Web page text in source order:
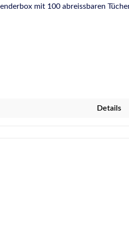
mit 100 abreissbaren
der Tücher zu
oder Dichtungsarbeiten, da sie
Details